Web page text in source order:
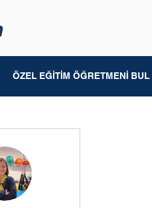
ÖZEL EĞİTİM ÖĞRETMENİ BUL